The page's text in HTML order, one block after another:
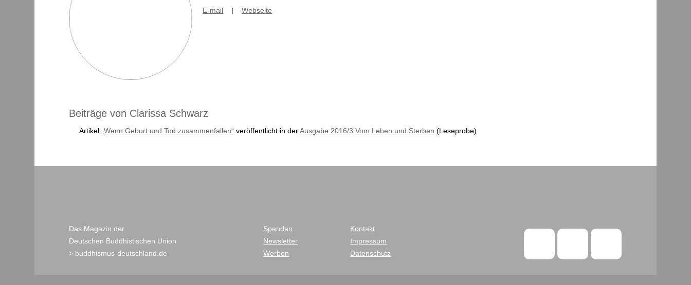
E-mail |Webseite
Beiträge von Clarissa Schwarz
Artikel„Wenn Geburt und Tod zusammenfallen“ veröffentlicht in derAusgabe 2016/3 Vom Leben und Sterben (Leseprobe)
Das Magazin der
Deutschen Buddhistischen Union
> buddhismus-deutschland.de
Spenden
Newsletter
Werben
Kontakt
Impressum
Datenschutz